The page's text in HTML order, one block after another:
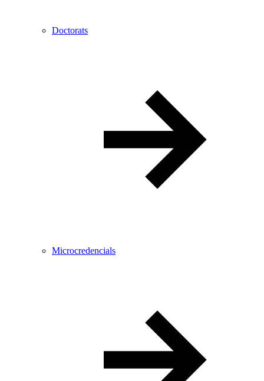
Doctorats
Microcredencials